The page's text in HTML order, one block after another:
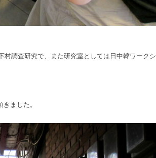
調査研究で、また研究室としては日中韓ワークシ
ました。